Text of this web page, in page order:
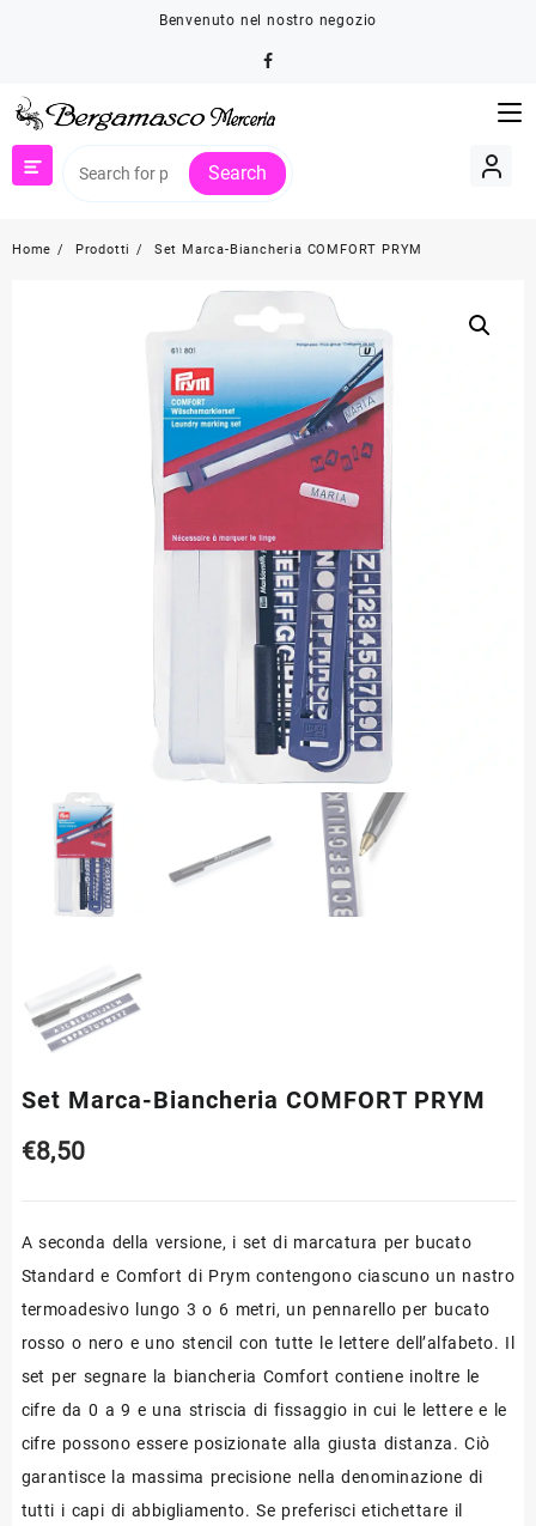
Benvenuto nel nostro negozio
Search
Home Prodotti Set Marca-Biancheria COMFORT PRYM
Set Marca-Biancheria COMFORT PRYM
€8,50
A seconda della versione, i set di marcatura per bucato
Standard e Comfort di Prym contengono ciascuno un nastro
termoadesivo lungo 3 o 6 metri, un pennarello per bucato
rosso o nero e uno stencil con tutte le lettere dell’alfabeto. Il
set per segnare la biancheria Comfort contiene inoltre le
cifre da 0 a 9 e una striscia di fissaggio in cui le lettere e le
cifre possono essere posizionate alla giusta distanza. Ciò
garantisce la massima precisione nella denominazione di
tutti i capi di abbigliamento. Se preferisci etichettare il